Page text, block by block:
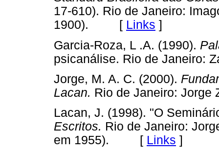
17-610). Rio de Janeiro:
1900). [ Links ]
Garcia-Roza, L .A. (1990).
psicanálise. Rio de
Jorge, M. A. C. (2000).
Lacan. Rio de Janeiro:
Lacan, J. (1998). "O
Escritos. Rio de Janeiro:
em 1955). [ Links ]